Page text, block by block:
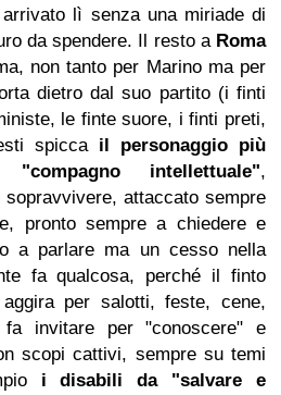
lì senza una miriade di
da spendere. Il resto a Roma
non tanto per Marino ma per
dietro dal suo partito (i finti
le finte suore, i finti preti,
spicca il personaggio più
intellettuale",
attaccato sempre
pronto sempre a chiedere e
a parlare ma un cesso nella
fa qualcosa, perché il finto
per salotti, feste, cene,
invitare per "conoscere" e
scopi cattivi, sempre su temi
i disabili da "salvare e